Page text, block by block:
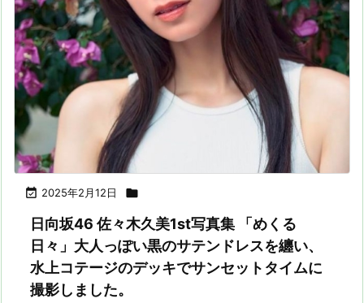
 2025年2月12日 
日向坂46 佐々⽊久美1st写真集 「めくる
日々」大人っぽい黒のサテンドレスを纏い、
水上コテージのデッキでサンセットタイムに
撮影しました。